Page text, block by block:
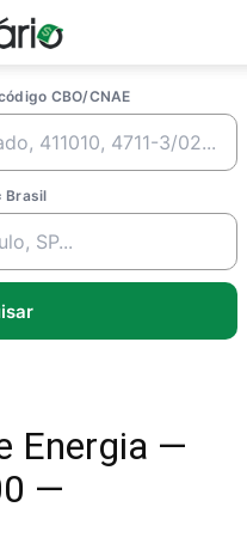
CBO/CNAE
Brasil
Energia —
—